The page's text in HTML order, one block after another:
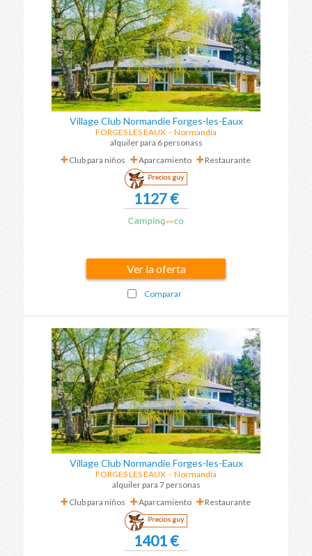
Village Club Normandie Forges-les-Eaux
FORGES LES EAUX - Normandía
alquiler para 6 personass
Club para niños
Aparcamiento Restaurante
Precios guy
1127 €
Ver la oferta
Comparar
Village Club Normandie Forges-les-Eaux
FORGES LES EAUX - Normandía
alquiler para 7 personas
Club para niños
Aparcamiento Restaurante
Precios guy
1401 €